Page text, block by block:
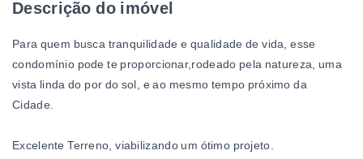
Descrição do imóvel
Para quem busca tranquilidade e qualidade de vida, esse
condomínio pode te proporcionar,rodeado pela natureza, uma
vista linda do por do sol, e ao mesmo tempo próximo da
Cidade.
Excelente Terreno, viabilizando um ótimo projeto.